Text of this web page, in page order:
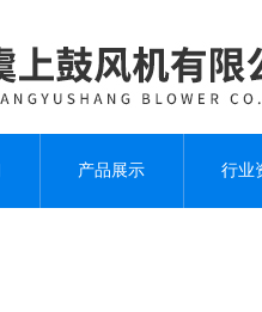
产品展示 行业